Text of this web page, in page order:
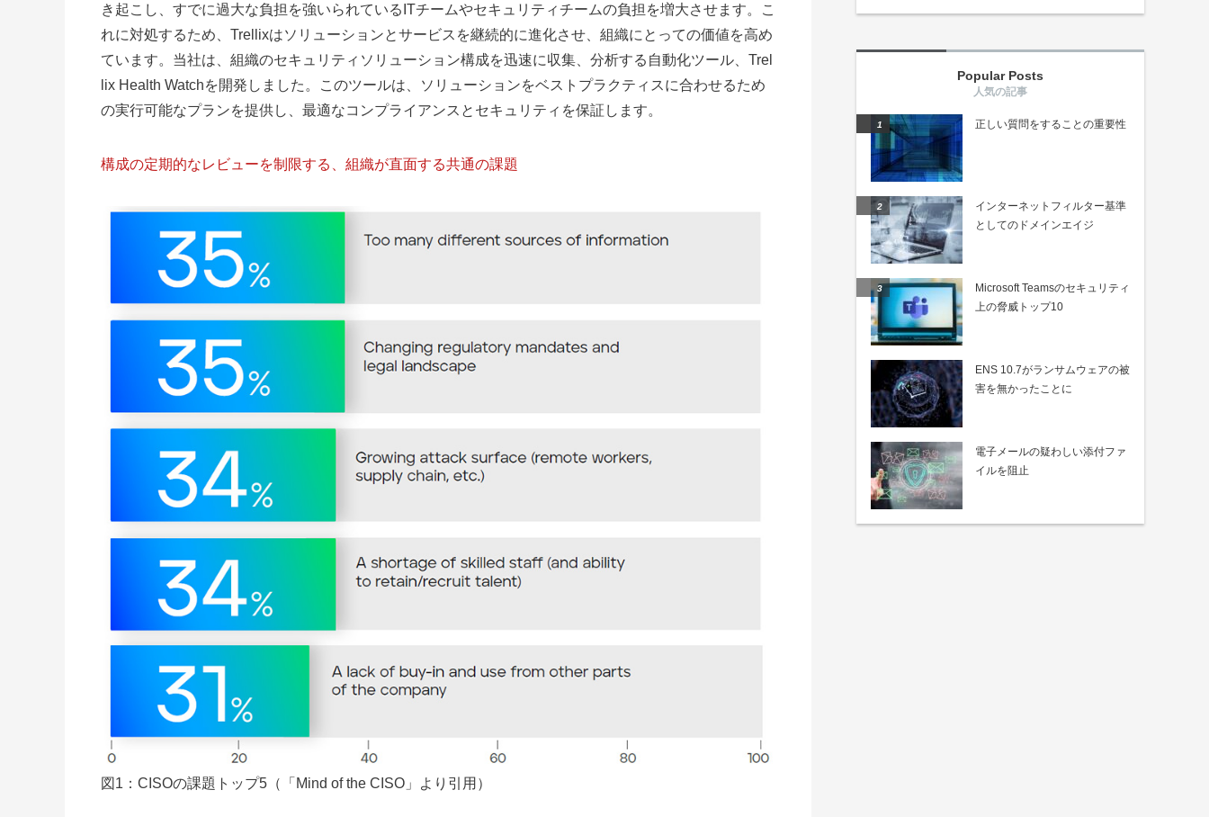
き起こし、すでに過大な負担を強いられているITチームやセキュリティチームの負担を増大させます。こ
れに対処するため、Trellixはソリューションとサービスを継続的に進化させ、組織にとっての価値を高め
ています。当社は、組織のセキュリティソリューション構成を迅速に収集、分析する自動化ツール、Trel
lix Health Watchを開発しました。このツールは、ソリューションをベストプラクティスに合わせるため
の実行可能なプランを提供し、最適なコンプライアンスとセキュリティを保証します。
構成の定期的なレビューを制限する、組織が直面する共通の課題
図1：CISOの課題トップ5（「Mind of the CISO」より引用）
Popular Posts
正しい質問をすることの重要性
インターネットフィルター基準
としてのドメインエイジ
Microsoft Teamsのセキュリティ
上の脅威トップ10
ENS 10.7がランサムウェアの被
害を無かったことに
電子メールの疑わしい添付ファ
イルを阻止